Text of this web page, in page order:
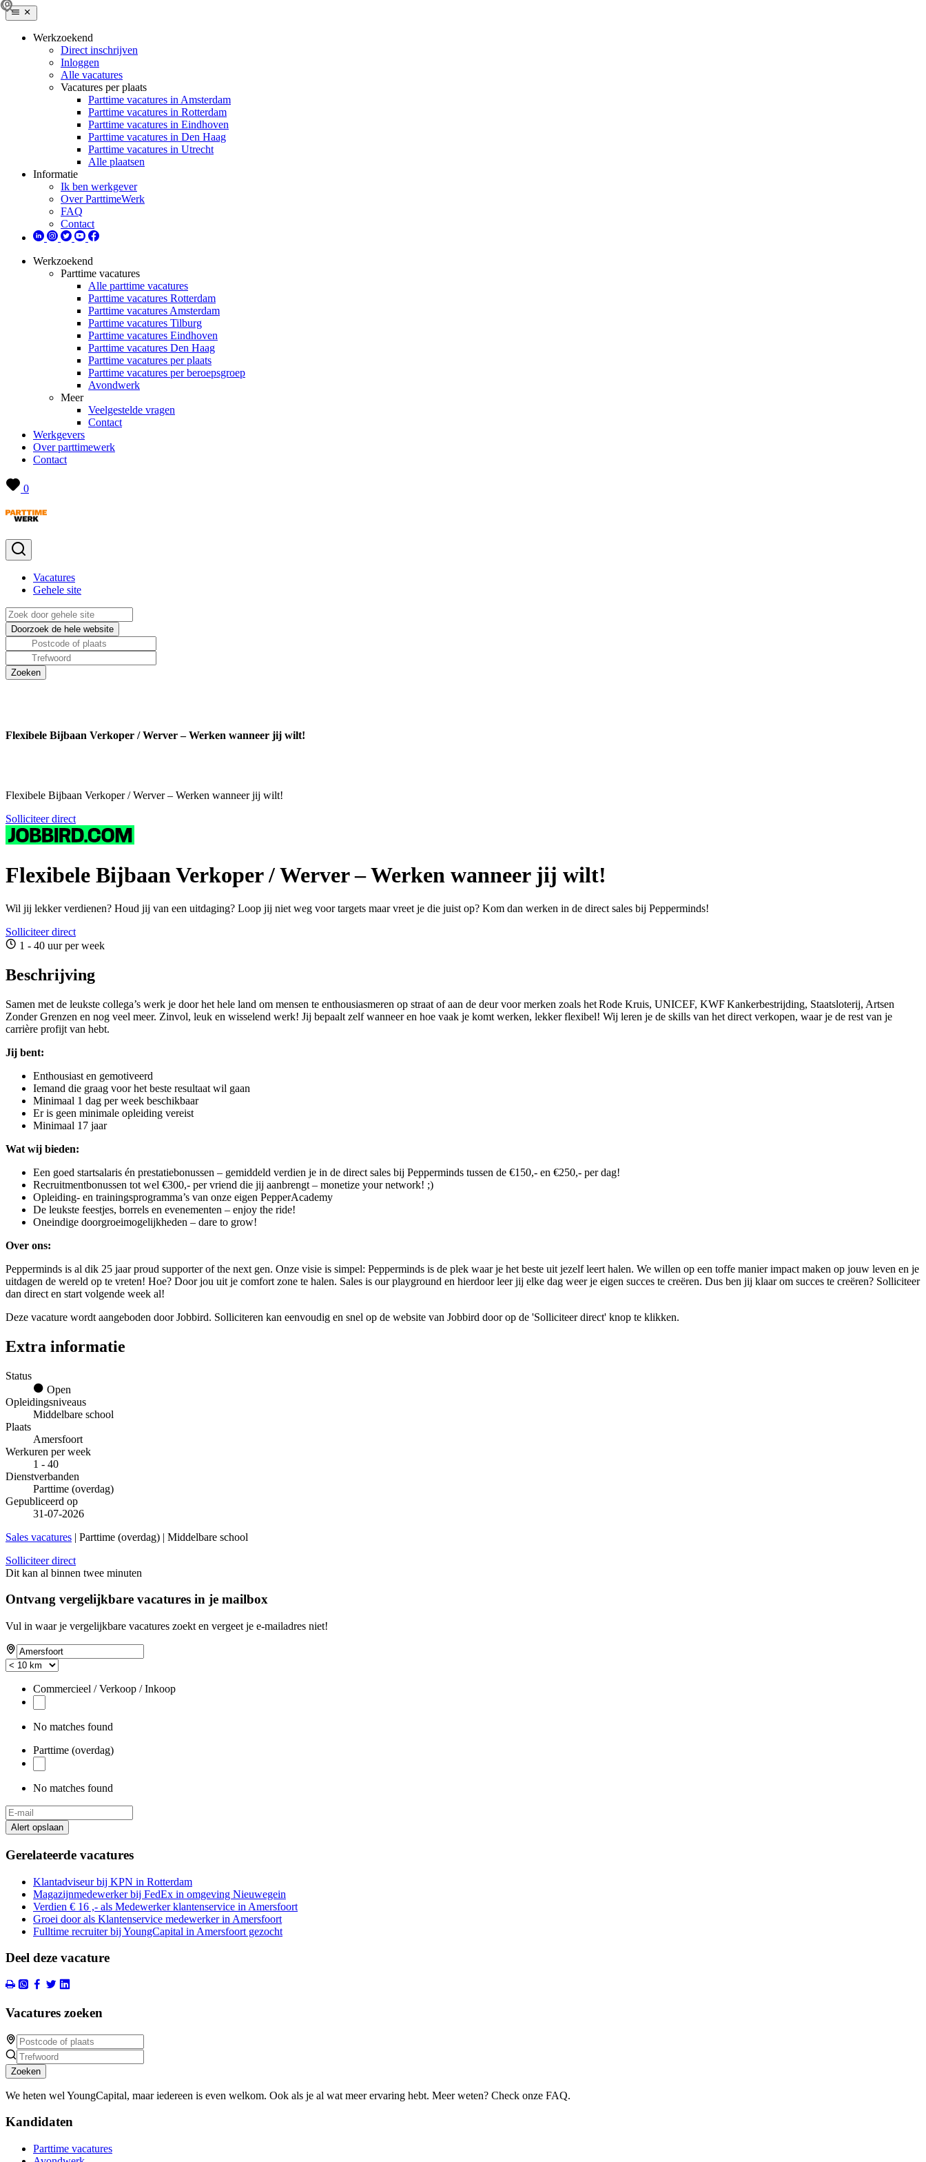
Werkzoekend
Direct inschrijven
Inloggen
Alle vacatures
Vacatures per plaats
Parttime vacatures in Amsterdam
Parttime vacatures in Rotterdam
Parttime vacatures in Eindhoven
Parttime vacatures in Den Haag
Parttime vacatures in Utrecht
Alle plaatsen
Informatie
Ik ben werkgever
Over ParttimeWerk
FAQ
Contact
Werkzoekend
Parttime vacatures
Alle parttime vacatures
Parttime vacatures Rotterdam
Parttime vacatures Amsterdam
Parttime vacatures Tilburg
Parttime vacatures Eindhoven
Parttime vacatures Den Haag
Parttime vacatures per plaats
Parttime vacatures per beroepsgroep
Avondwerk
Meer
Veelgestelde vragen
Contact
Werkgevers
Over parttimewerk
Contact
0
Vacatures
Gehele site
Flexibele Bijbaan Verkoper / Werver – Werken wanneer jij wilt!
Flexibele Bijbaan Verkoper / Werver – Werken wanneer jij wilt!
Solliciteer direct
Flexibele Bijbaan Verkoper / Werver – Werken wanneer jij wilt!
Wil jij lekker verdienen? Houd jij van een uitdaging? Loop jij niet weg voor targets maar vreet je die juist op? Kom dan werken in de direct sales bij Pepperminds!
Solliciteer direct
1 - 40 uur per week
Beschrijving
Samen met de leukste collega’s werk je door het hele land om mensen te enthousiasmeren op straat of aan de deur voor merken zoals het Rode Kruis, UNICEF, KWF Kankerbestrijding, Staatsloterij, Artsen
Zonder Grenzen en nog veel meer. Zinvol, leuk en wisselend werk! Jij bepaalt zelf wanneer en hoe vaak je komt werken, lekker flexibel! Wij leren je de skills van het direct verkopen, waar je de rest van je
carrière profijt van hebt.
Jij bent:
Enthousiast en gemotiveerd
Iemand die graag voor het beste resultaat wil gaan
Minimaal 1 dag per week beschikbaar
Er is geen minimale opleiding vereist
Minimaal 17 jaar
Wat wij bieden:
Een goed startsalaris én prestatiebonussen – gemiddeld verdien je in de direct sales bij Pepperminds tussen de €150,- en €250,- per dag!
Recruitmentbonussen tot wel €300,- per vriend die jij aanbrengt – monetize your network! ;)
Opleiding- en trainingsprogramma’s van onze eigen PepperAcademy
De leukste feestjes, borrels en evenementen – enjoy the ride!
Oneindige doorgroeimogelijkheden – dare to grow!
Over ons:
Pepperminds is al dik 25 jaar proud supporter of the next gen. Onze visie is simpel: Pepperminds is de plek waar je het beste uit jezelf leert halen. We willen op een toffe manier impact maken op jouw leven en je
uitdagen de wereld op te vreten! Hoe? Door jou uit je comfort zone te halen. Sales is our playground en hierdoor leer jij elke dag weer je eigen succes te creëren. Dus ben jij klaar om succes te creëren? Solliciteer
dan direct en start volgende week al!
Deze vacature wordt aangeboden door Jobbird. Solliciteren kan eenvoudig en snel op de website van Jobbird door op de 'Solliciteer direct' knop te klikken.
Extra informatie
Status
Open
Opleidingsniveaus
Middelbare school
Plaats
Amersfoort
Werkuren per week
1 - 40
Dienstverbanden
Parttime (overdag)
Gepubliceerd op
31-07-2026
Sales vacatures | Parttime (overdag) | Middelbare school
Solliciteer direct
Dit kan al binnen twee minuten
Ontvang vergelijkbare vacatures in je mailbox
Vul in waar je vergelijkbare vacatures zoekt en vergeet je e-mailadres niet!
Commercieel / Verkoop / Inkoop
No matches found
Parttime (overdag)
No matches found
Alert opslaan
Gerelateerde vacatures
Klantadviseur bij KPN in Rotterdam
Magazijnmedewerker bij FedEx in omgeving Nieuwegein
Verdien € 16 ,- als Medewerker klantenservice in Amersfoort
Groei door als Klantenservice medewerker in Amersfoort
Fulltime recruiter bij YoungCapital in Amersfoort gezocht
Deel deze vacature
Vacatures zoeken
Zoeken
We heten wel YoungCapital, maar iedereen is even welkom. Ook als je al wat meer ervaring hebt. Meer weten? Check onze FAQ.
Kandidaten
Parttime vacatures